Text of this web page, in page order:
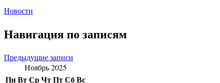
Новости
Навигация по записям
Предыдущие записи
Ноябрь 2025
ПнВтСрЧтПтСбВс